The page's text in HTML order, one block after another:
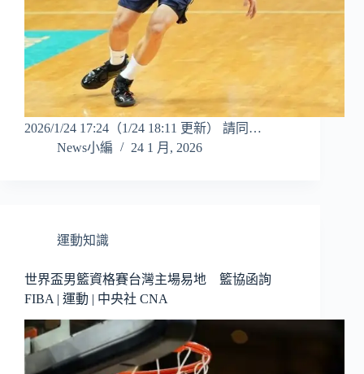
2026/1/24 17:24（1/24 18:11 更新） 請同…
News小編
24 1 月, 2026
運動知識
世界盃男籃資格賽台灣主場易地 籃協函詢
FIBA | 運動 | 中央社 CNA